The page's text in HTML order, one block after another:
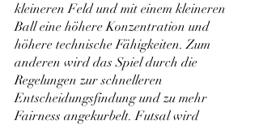
kleineren Feld und mit einem kleineren
Ball eine höhere Konzentration und
höhere technische Fähigkeiten. Zum
anderen wird das Spiel durch die
Regelungen zur schnelleren
Entscheidungsfindung und zu mehr
Fairness angekurbelt. Futsal wird